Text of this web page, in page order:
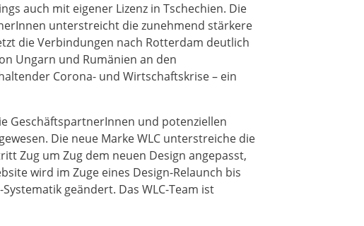
auch mit eigener Lizenz in Tschechien. Die
unterstreicht die zunehmend stärkere
die Verbindungen nach Rotterdam deutlich
Ungarn und Rumänien an den
Corona- und Wirtschaftskrise – ein
GeschäftspartnerInnen und potenziellen
Die neue Marke WLC unterstreiche die
Zug um Zug dem neuen Design angepasst,
wird im Zuge eines Design-Relaunch bis
geändert. Das WLC-Team ist